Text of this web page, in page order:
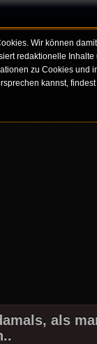
Wir können
redaktionelle Inhalte
zu Cookies und
kannst,
als